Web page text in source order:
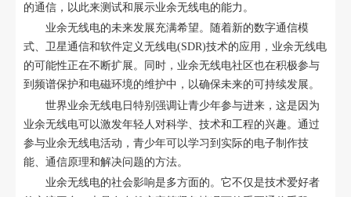
的通信，以此来测试和展示业余无线电的能力。
业余无线电的未来发展充满希望。随着新的数字通信模
式、卫星通信和软件定义无线电(SDR)技术的应用，业余无线电
的可能性正在不断扩展。同时，业余无线电社区也在积极参与
到频谱保护和电磁环境的维护中，以确保未来的可持续发展。
世界业余无线电日特别强调让青少年参与进来，这是因为
业余无线电可以激发年轻人对科学、技术和工程的兴趣。通过
参与业余无线电活动，青少年可以学习到实际的电子制作技
能、通信原理和解决问题的方法。
业余无线电的社会影响是多方面的。它不仅是技术爱好者